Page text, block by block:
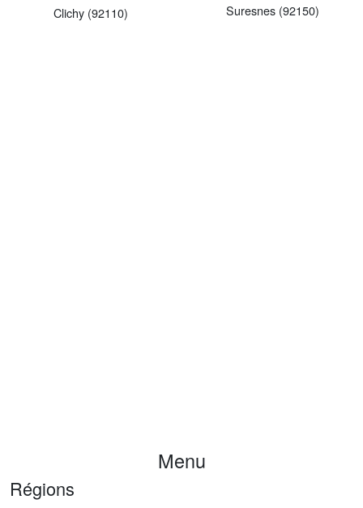
Clichy (92110) Suresnes (92150)
Menu
Régions